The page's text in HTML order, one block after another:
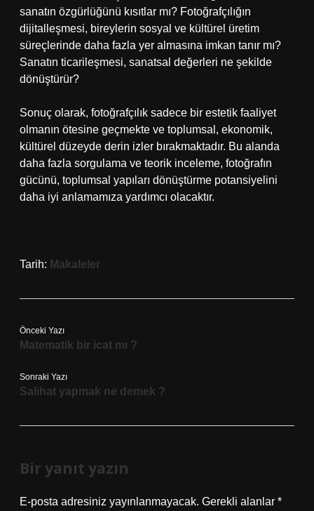
sanatın özgürlüğünü kısıtlar mı? Fotoğrafçılığın
dijitalleşmesi, bireylerin sosyal ve kültürel üretim
süreçlerinde daha fazla yer almasına imkan tanır mı?
Sanatın ticarileşmesi, sanatsal değerleri ne şekilde
dönüştürür?
Sonuç olarak, fotoğrafçılık sadece bir estetik faaliyet
olmanın ötesine geçmekte ve toplumsal, ekonomik,
kültürel düzeyde derin izler bırakmaktadır. Bu alanda
daha fazla sorgulama ve teorik inceleme, fotoğrafın
gücünü, toplumsal yapıları dönüştürme potansiyelini
daha iyi anlamamıza yardımcı olacaktır.
Tarih: Makaleler
Önceki Yazı
Matematik bir icat mı ?
Sonraki Yazı
Salihat yapmak ne demek ?
Bir yanıt yazın
E-posta adresiniz yayınlanmayacak. Gerekli alanlar *